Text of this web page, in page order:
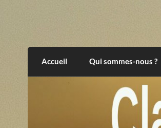
Clair et Obscur
Accueil Qui sommes-nous ?